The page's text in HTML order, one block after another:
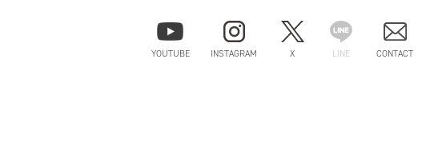
YOUTUBE INSTAGRAM X LINE CONTACT